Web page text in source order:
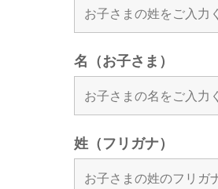
名（お子さま）
姓（フリガナ）